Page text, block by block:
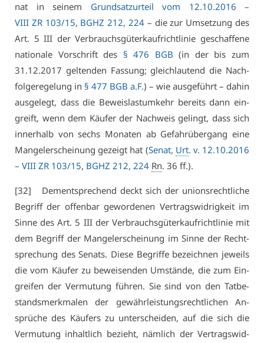
nat in sei­nem Grund­satz­ur­teil vom 12.10.2016 –
VI­II ZR 103/15, BGHZ 212, 224 – die zur Um­set­zung des
Art. 5 III der Ver­brauchs­gü­terkauf­richt­li­nie ge­schaf­fe­ne
na­tio­na­le Vor­schrift des § 476 BGB (in der bis zum
31.12.2017 gel­ten­den Fas­sung; gleich­lau­tend die Nach­
fol­ge­re­ge­lung in § 477 BGB a.F.) – wie aus­ge­führt – da­hin
aus­ge­legt, dass die Be­weis­last­um­kehr be­reits dann ein­
greift, wenn dem Käu­fer der Nach­weis ge­lingt, dass sich
in­ner­halb von sechs Mo­na­ten ab Ge­fahr­über­gang ei­ne
Man­gel­er­schei­nung ge­zeigt hat (Se­nat, Urt. v. 12.10.2016
– VI­II ZR 103/15, BGHZ 212, 224 Rn. 36 ff.).
[32] Dem­entspre­chend deckt sich der uni­ons­recht­li­che
Be­griff der of­fen­bar ge­wor­de­nen Ver­trags­wid­rig­keit im
Sin­ne des Art. 5 III der Ver­brauchs­gü­terkauf­richt­li­nie mit
dem Be­griff der Man­gel­er­schei­nung im Sin­ne der Recht­
spre­chung des Se­nats. Die­se Be­grif­fe be­zeich­nen je­weils
die vom Käu­fer zu be­wei­sen­den Um­stän­de, die zum Ein­
grei­fen der Ver­mu­tung füh­ren. Sie sind von den Tat­be­
stands­merk­ma­len der ge­währ­leis­tungs­recht­li­chen An­
sprü­che des Käu­fers zu un­ter­schei­den, auf die sich die
Ver­mu­tung in­halt­lich be­zieht, näm­lich der Ver­trags­wid­